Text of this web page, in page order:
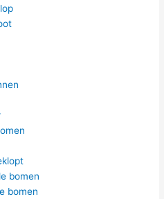
bomen
bomen